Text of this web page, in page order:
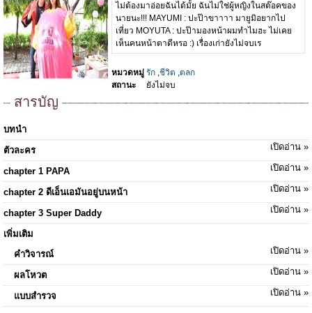
ไม่ต้องมาอ่อยฉันได้มั้ย ฉันไม่ใช่ผู้หญิงในสต๊อคของ
นายนะ!!! MAYUMI : ปะป๊าขาาาา มายูมิอยากไป
เที่ยว MOYUTA : ปะป๊ามองหน้าผมทำไมฮะ ไม่เคย
เห็นคนหน้าตาดีหรอ :) เรื่องเก่ายังไม่จบเร
หมวดหมู่ รัก ,ชีวิต ,ตลก
สถานะ
ยังไม่จบ
สารบัญ
บทนำ
ตัวละคร
เปิดอ่าน »
chapter 1 PAPA เปิดอ่าน »
chapter 2 ดีเอ็นเอมันอยู่บนหน้า เปิดอ่าน »
chapter 3 Super Daddy เปิดอ่าน »
เพิ่มเติม
คำวิจารณ์
เปิดอ่าน »
ผลโหวต เปิดอ่าน »
แบบสำรวจ เปิดอ่าน »